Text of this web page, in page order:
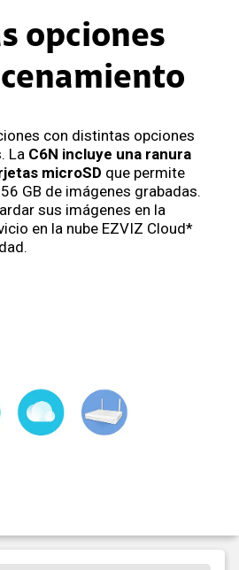
opciones
con distintas opciones
La C6N incluye una ranura
microSD que permite
GB de imágenes grabadas.
sus imágenes en la
en la nube EZVIZ Cloud*